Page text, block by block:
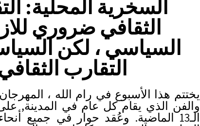
السخرية المحلية:
الثقافي ضروري
السياسي ، لكن
التقارب
يختتم هذا الأسبوع في رام الله ،
والفن الذي يقام كل عام في المدينة,
الـ13 الماضية. وعُقد حوار في جميع أنحاء